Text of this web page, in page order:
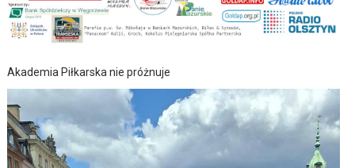
Akademia Piłkarska nie próżnuje